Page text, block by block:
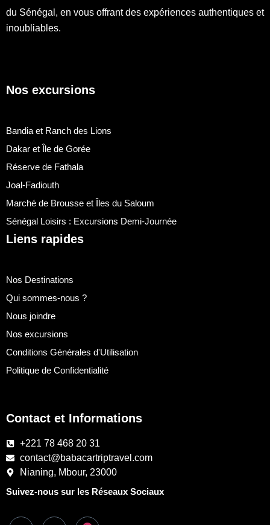
du Sénégal, en vous offrant des expériences authentiques et
inoubliables.
Nos excursions
Bandia et Ranch des Lions
Dakar et Île de Gorée
Réserve de Fathala
Joal-Fadiouth
Marché de Brousse et Îles du Saloum
Sénégal Loisirs : Excursions Demi-Journée
Liens rapides
Nos Destinations
Qui sommes-nous ?
Nous joindre
Nos excursions
Conditions Générales d'Utilisation
Politique de Confidentialité
Contact et Informations
+221 78 468 20 31
contact@babacartriptravel.com
Nianing, Mbour, 23000
Suivez-nous sur les Réseaux Sociaux